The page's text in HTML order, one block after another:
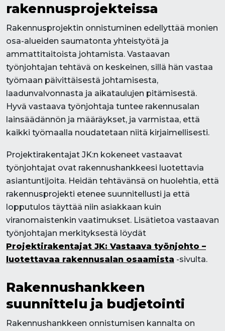
rakennusprojekteissa
Rakennusprojektin onnistuminen edellyttää monien
osa-alueiden saumatonta yhteistyötä ja
ammattitaitoista johtamista. Vastaavan
työnjohtajan tehtävä on keskeinen, sillä hän vastaa
työmaan päivittäisestä johtamisesta,
laadunvalvonnasta ja aikataulujen pitämisestä.
Hyvä vastaava työnjohtaja tuntee rakennusalan
lainsäädännön ja määräykset, ja varmistaa, että
kaikki työmaalla noudatetaan niitä kirjaimellisesti.
Projektirakentajat JK:n kokeneet vastaavat
työnjohtajat ovat rakennushankkeesi luotettavia
asiantuntijoita. Heidän tehtävänsä on huolehtia, että
rakennusprojekti etenee suunnitellusti ja että
lopputulos täyttää niin asiakkaan kuin
viranomaistenkin vaatimukset. Lisätietoa vastaavan
työnjohtajan merkityksestä löydät
Projektirakentajat JK: Vastaava työnjohto –
luotettavaa rakennusalan osaamista -sivulta.
Rakennushankkeen
suunnittelu ja budjetointi
Rakennushankkeen onnistumisen kannalta on